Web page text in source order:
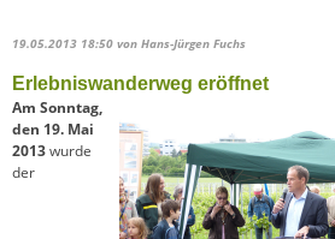
19.05.2013 18:50 von Hans-Jürgen Fuchs
Erlebniswanderweg eröffnet
Am Sonntag,
den 19. Mai
2013wurde
der